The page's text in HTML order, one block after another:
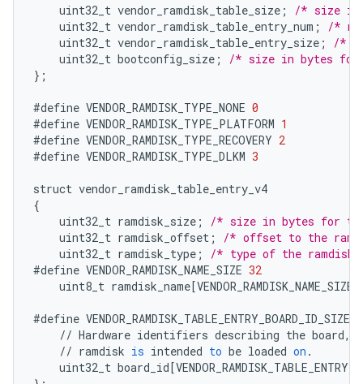
uint32_t vendor_ramdisk_table_size ;
/* size in
uint32_t vendor_ramdisk_table_entry_num ;
/*
uint32_t vendor_ramdisk_table_entry_size ;
/*
uint32_t bootconfig_size ;
/* size in bytes for
} ;
#define VENDOR_RAMDISK_TYPE_NONE 0
#define VENDOR_RAMDISK_TYPE_PLATFORM 1
#define VENDOR_RAMDISK_TYPE_RECOVERY 2
#define VENDOR_RAMDISK_TYPE_DLKM 3
struct vendor_ramdisk_table_entry_v4
{
uint32_t ramdisk_size ;
/* size in bytes for
uint32_t ramdisk_offset ;
/* offset to the
uint32_t ramdisk_type ;
/* type of the ramdisk
#define VENDOR_RAMDISK_NAME_SIZE 32
uint8_t ramdisk_name[VENDOR_RAMDISK_NAME_SIZE
#define VENDOR_RAMDISK_TABLE_ENTRY_BOARD_ID_SIZE
// Hardware identifiers describing the board,
// ramdisk is intended to be loaded on .
uint32_t board_id[